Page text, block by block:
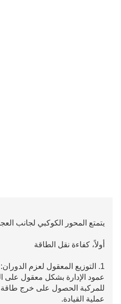
يتمتع المحور الكوكبي لجانب
أولاً، كفاءة نقل الطاقة
1. التوزيع المعقول لعزم
عمود الإدارة بشكل معقول على
للمركبة الحصول على خرج طاقة
عملية القيادة.